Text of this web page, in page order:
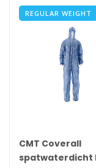
REGULAR WEIGHT
CMT Coverall
spatwaterdicht